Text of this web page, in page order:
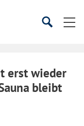
SucheSuche
erst wieder
bleibt